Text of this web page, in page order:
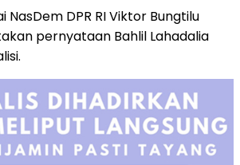
NasDem DPR RI Viktor Bungtilu
pernyataan Bahlil Lahadalia